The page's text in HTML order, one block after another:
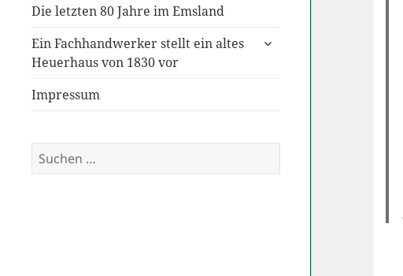
Die letzten 80 Jahre im Emsland
Ein Fachhandwerker stellt ein altes
Heuerhaus von 1830 vor
untermenü
Impressum
Suchen
nach: